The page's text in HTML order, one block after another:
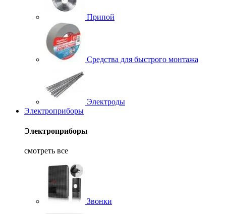
Припой
Средства для быстрого монтажа
Электроды
Электроприборы
Электроприборы
смотреть все
Звонки